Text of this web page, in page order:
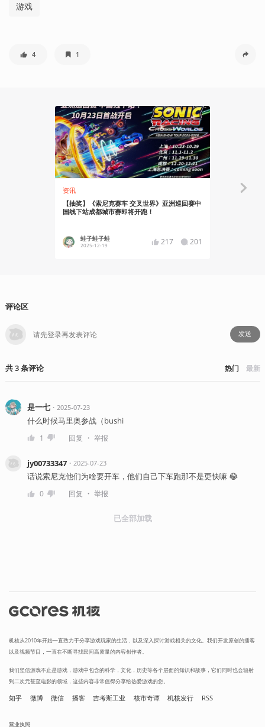
游戏
4 1
资讯
【抽奖】《索尼克赛车 交叉世界》亚洲巡回赛中
国线下站成都城市赛即将开跑！
蛙子蛙子蛙
2025-12-19 217 201
评论区
发送
共3条评论 热门 最新
是一七・ 2025-07-23
什么时候马里奥参战（bushi
1 回复 ・ 举报
jy00733347・ 2025-07-23
话说索尼克他们为啥要开车，他们自己下车跑那不是更快嘛 😂
0 回复 ・ 举报
已全部加载
机核从2010年开始一直致力于分享游戏玩家的生活，以及深入探讨游戏相关的文化。我们开发原创的播客
以及视频节目，一直在不断寻找民间高质量的内容创作者。
我们坚信游戏不止是游戏，游戏中包含的科学，文化，历史等各个层面的知识和故事，它们同时也会辐射
到二次元甚至电影的领域，这些内容非常值得分享给热爱游戏的您。
知乎 微博 微信 播客 吉考斯工业 核市奇谭 机核发行 RSS
营业执照